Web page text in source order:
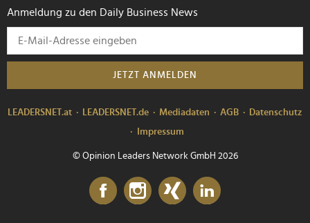
Anmeldung zu den Daily Business News
JETZT ANMELDEN
LEADERSNET.at LEADERSNET.de Mediadaten AGB
Datenschutz
Impressum
© Opinion Leaders Network GmbH 2026